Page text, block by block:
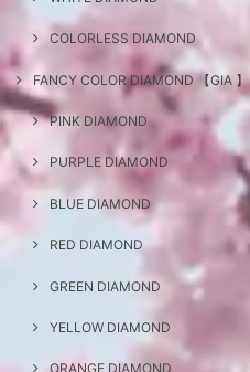
COLORLESS DIAMOND
FANCY COLOR DIAMOND 【GIA 】
PINK DIAMOND
PURPLE DIAMOND
BLUE DIAMOND
RED DIAMOND
GREEN DIAMOND
YELLOW DIAMOND
ORANGE DIAMOND